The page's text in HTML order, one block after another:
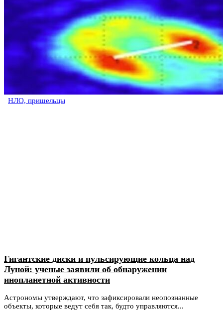
НЛО, пришельцы
Гигантские диски и пульсирующие кольца над
Луной: ученые заявили об обнаружении
инопланетной активности
Астрономы утверждают, что зафиксировали неопознанные
объекты, которые ведут себя так, будто управляются...